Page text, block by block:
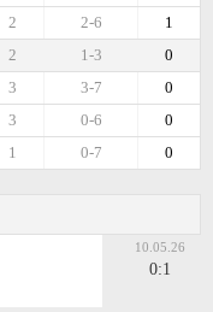
1
2-6
2
0
1-3
2
0
3-7
3
0
0-6
3
0
0-7
1
10.05.26
0:1